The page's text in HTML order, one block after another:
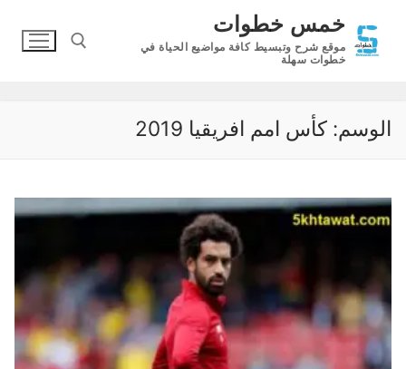
المحتوى
خمس خطوات
موقع شرح وتبسيط كافة مواضيع الحياة في
خطوات سهلة
الوسم: كأس امم افريقيا 2019